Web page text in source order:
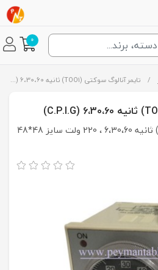
0
/ تایمر آنالوگ سوکتی (TOO1) ثانیه 6،30،60 (C.P.I.G)
تایمر آنالوگ سوکتی (TOO1) ثانیه 6،30،60 ، 220 ولت سایز 48*48